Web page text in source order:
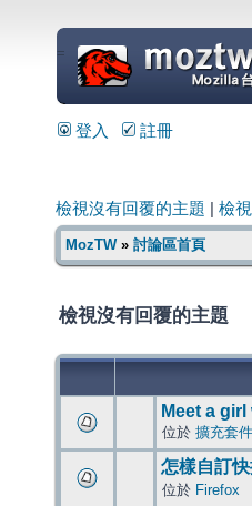
=
登入 註冊
檢視沒有回覆的主題 檢
MozTW» 討論區首頁
檢視沒有回覆的主題
Meet a
位於 擴充套
怎樣自訂
位於 Firefox